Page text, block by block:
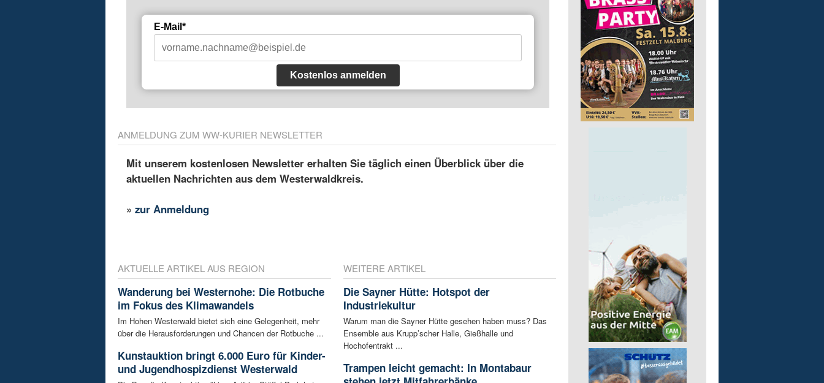
E-Mail*
Kostenlos anmelden
ANMELDUNG ZUM WW-KURIER NEWSLETTER
Mit unserem kostenlosen Newsletter erhalten Sie täglich einen Überblick über die
aktuellen Nachrichten aus dem Westerwaldkreis.
»zur Anmeldung
AKTUELLE ARTIKEL AUS REGION
Wanderung bei Westernohe: Die Rotbuche
im Fokus des Klimawandels
Im Hohen Westerwald bietet sich eine Gelegenheit, mehr
über die Herausforderungen und Chancen der Rotbuche ...
Kunstauktion bringt 6.000 Euro für Kinder-
und Jugendhospizdienst Westerwald
WEITERE ARTIKEL
Die Sayner Hütte: Hotspot der
Industriekultur
Warum man die Sayner Hütte gesehen haben muss? Das
Ensemble aus Krupp’scher Halle, Gießhalle und
Hochofentrakt ...
Trampen leicht gemacht: In Montabaur